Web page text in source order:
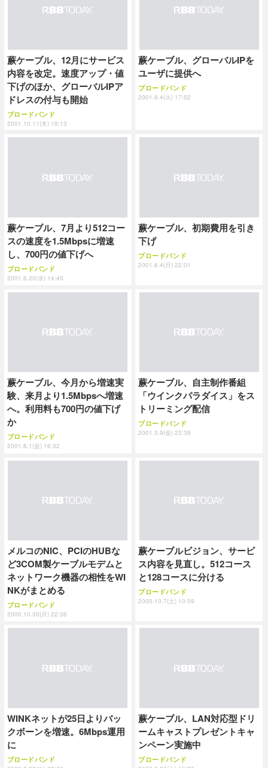
蕨ケーブル、12月にサービス
内容を改定。速度アップ・値
下げのほか、グローバルIPア
ドレスの付与も開始
ブロードバンド
2001.10.11(木) 19:13
蕨ケーブル、グローバルIPを
ユーザに提供へ
ブロードバンド
2001.9.4(火) 17:52
蕨ケーブル、7月より512コー
スの速度を1.5Mbpsに増速
し、700円の値下げへ
ブロードバンド
2001.6.20(水) 14:45
蕨ケーブル、初期費用を引き
下げ
ブロードバンド
2001.6.4(月) 22:01
蕨ケーブル、今月から増速実
験、来月より1.5Mbpsへ増速
へ。利用料も700円の値下げ
か
ブロードバンド
2001.6.1(金) 16:32
蕨ケーブル、自主制作番組
「ウインクパラダイス」をス
トリーミング配信
ブロードバンド
2001.3.9(金) 23:38
メルコのNIC、PCIのHUBな
ど3COM製ケーブルモデムと
ネットワーク機器の相性をWI
NKがまとめる
ブロードバンド
2000.10.30(月) 22:36
蕨ケーブルビジョン、サービ
ス内容を見直し。512コース
と128コースに分ける
ブロードバンド
2000.10.7(土) 10:59
WINKネットが25日よりバッ
クボーンを増速。6Mbps運用
に
ブロードバンド
蕨ケーブル、LAN対応型ドリ
ームキャストプレゼントキャ
ンペーン実施中
ブロードバンド